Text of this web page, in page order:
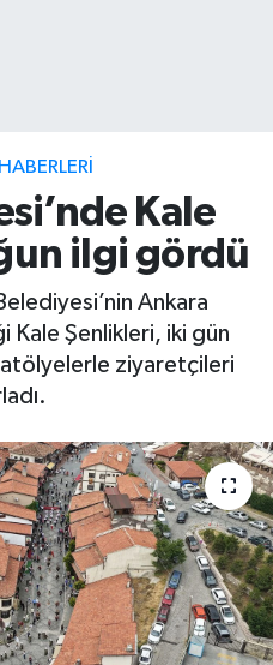
Kale
ilgi gördü
Ankara
Kale Şenlikleri, iki gün
ziyaretçileri